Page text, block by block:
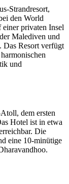
Strandresort,
den World
privaten Insel
Malediven und
Das Resort verfügt
und
dem ersten
Hotel ist in etwa
Die
eine 10-minütige